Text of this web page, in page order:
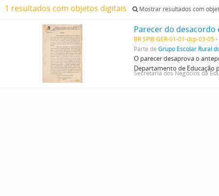
1 resultados com objetos digitais Mostrar resultados com
Parecer do
BR SPIB GER-01-01-dcp-03-05
Parte de Grupo Escolar Rural
O parecer desaprova o
Departamento de Educação
Secretaria dos Negócios da